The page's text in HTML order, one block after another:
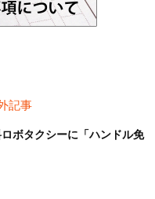
記事
ボタクシーに「ハンドル免